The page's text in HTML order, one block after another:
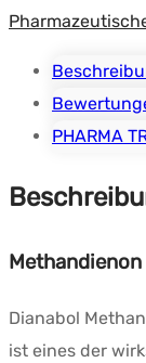
PHARMA
Dianabol
ist eines der